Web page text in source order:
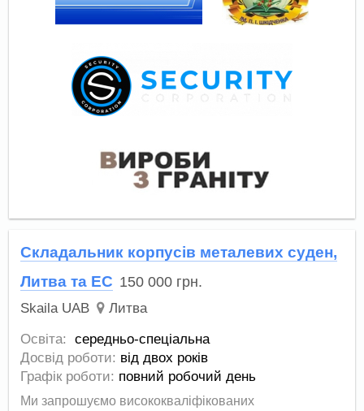
Складальник корпусів металевих суден,
Литва та ЕС 150 000 грн.
Skaila UAB Литва
Освіта:
середньо-спеціальна
Досвід роботи: від двох років
Графік роботи: повний робочий день
Ми запрошуємо висококваліфікованих